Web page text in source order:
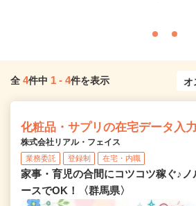
全 4件中 1 - 4件を表示
化粧品・サプリの在宅データ入力
株式会社リアル・フェイス
業務委託 登録制 在宅・内職
家事・育児の合間にコツコツ稼ぐ♪
ースでOK！〈群馬県〉